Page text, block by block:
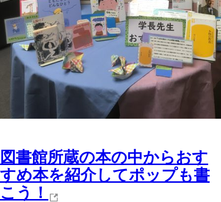
図書館所蔵の本の中からおす
すめ本を紹介してポップも書
こう！